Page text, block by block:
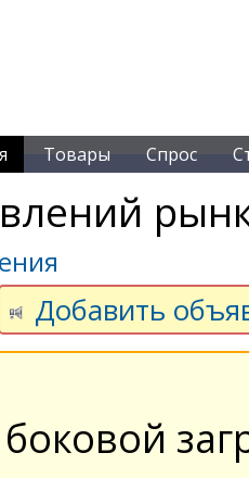
Товары Спрос
Добавить